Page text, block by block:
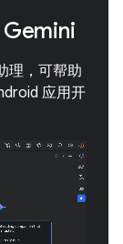
理，可帮助
应用开